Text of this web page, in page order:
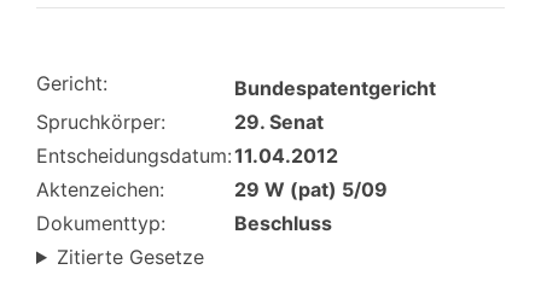
Gericht:
Bundespatentgericht
Spruchkörper:
29. Senat
Entscheidungsdatum:11.04.2012
Aktenzeichen:
29 W (pat) 5/09
Dokumenttyp:
Beschluss
Zitierte Gesetze